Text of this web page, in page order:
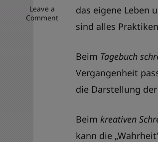
Leave a
Commenton
Journaling
Writing“
das eigene Leben
sind alles
Beim Tagebuch
Vergangenheit
die Darstellung
Beim kreativen
kann die